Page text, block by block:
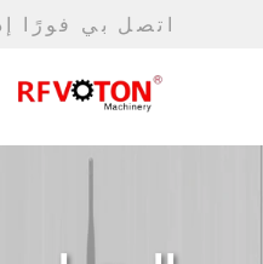
اتصل بي فورًا